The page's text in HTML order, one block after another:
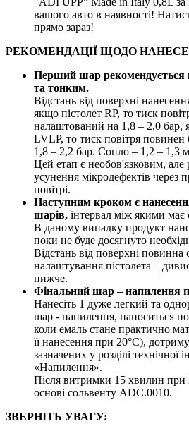
вашого авто в наявності!
прямо зараз!
РЕКОМЕНДАЦІЇ ЩОДО
Перший шар рекомендується
та тонким.
Відстань від поверхні
якщо пістолет RP, то тиск
налаштований на 1,8 – 2,0 бар,
LVLP, то тиск повітря
1,8 – 2,2 бар. Сопло – 1,2 – 1,3
Цей етап є необов'язковим, але
усунення мікродефектів через
повітрі.
Наступним кроком є
шарів, інтервал між якими
В даному випадку продукт
поки не буде досягнуто
Відстань від поверхні
налаштування пістолета –
нижче.
Фінальний шар – напилення
Нанесіть 1 дуже легкий та
шар - напилення, наноситься
коли емаль стане практично
її нанесення при 20°C),
зазначених у розділі технічної
«Напилення».
Після витримки 15 хвилин при
основі сольвенту ADC.0010.
ЗВЕРНІТЬ УВАГУ: